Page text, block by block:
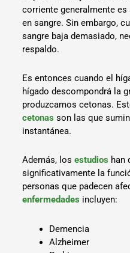
corriente generalmente
en sangre. Sin embargo,
sangre baja demasiado,
respaldo.
Es entonces cuando el
hígado descompondrá la
produzcamos cetonas.
cetonas son las que
instantánea.
Además, losestudios han
significativamente la
personas que padecen
enfermedades incluyen:
Demencia
Alzheimer